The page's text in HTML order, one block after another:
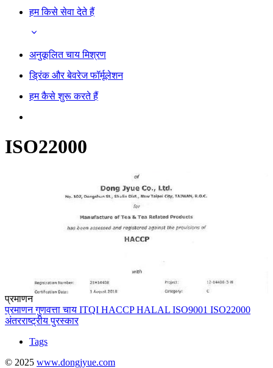
हम किसे सेवा देते हैं
अनुकूलित चाय मिश्रण
ड्रिंक और बेवरेज फॉर्मूलेशन
हम कैसे शुरू करते हैं
ISO22000
प्रमाणन
प्रमाणनगुणवत्ताचाय ITQI HACCPHALAL ISO9001 ISO22000
अंतरराष्ट्रीयपुरस्कार
Tags
© 2025 www.dongjyue.com